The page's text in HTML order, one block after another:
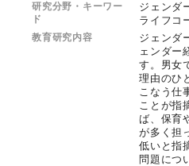
研究分野・キーワー
ド
ジェンダ
ライフコ
教育研究内容
ジェンダ
ェンダー
す。男女
理由のひ
こなう仕
ことが指
ば、保育
が多く担
低いと指
問題につ